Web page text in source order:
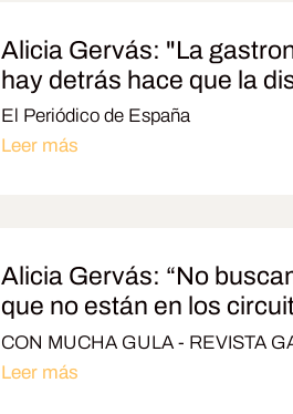
Alicia Gervás: "La
hay detrás hace que la
El Periódico de España
Leer más
Alicia Gervás: “No
que no están en los
CON MUCHA GULA - REVISTA
Leer más